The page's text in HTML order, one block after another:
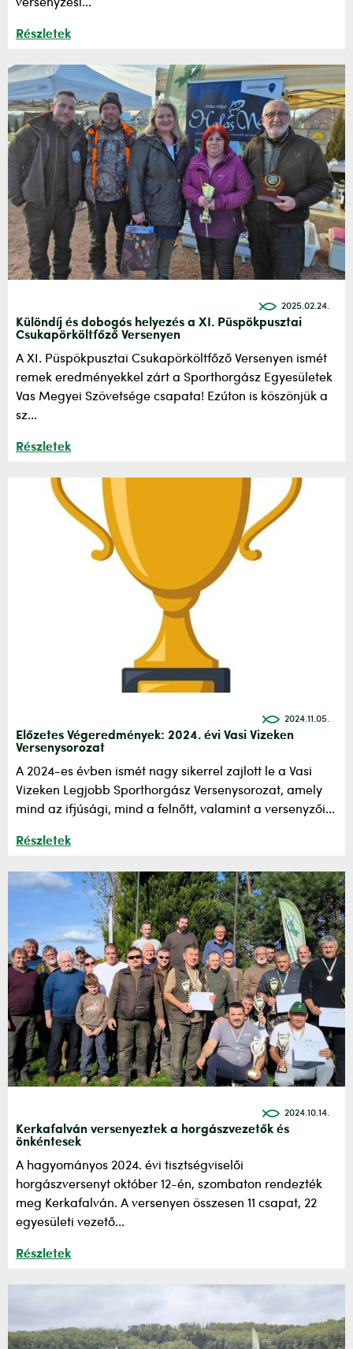
versenyzési...
Részletek
2025.02.24.
Különdíj és dobogós helyezés a XI. Püspökpusztai
Csukapörköltfőző Versenyen
A XI. Püspökpusztai Csukapörköltfőző Versenyen ismét
remek eredményekkel zárt a Sporthorgász Egyesületek
Vas Megyei Szövetsége csapata! Ezúton is köszönjük a
sz...
Részletek
2024.11.05.
Előzetes Végeredmények: 2024. évi Vasi Vizeken
Versenysorozat
A 2024-es évben ismét nagy sikerrel zajlott le a Vasi
Vizeken Legjobb Sporthorgász Versenysorozat, amely
mind az ifjúsági, mind a felnőtt, valamint a versenyzői...
Részletek
2024.10.14.
Kerkafalván versenyeztek a horgászvezetők és
önkéntesek
A hagyományos 2024. évi tisztségviselői
horgászversenyt október 12-én, szombaton rendezték
meg Kerkafalván. A versenyen összesen 11 csapat, 22
egyesületi vezető...
Részletek